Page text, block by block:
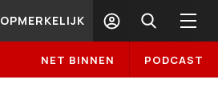
OPMERKELIJK
NET BINNEN PODCAST